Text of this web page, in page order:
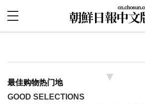
最佳购物热门地
GOOD SELECTIONS